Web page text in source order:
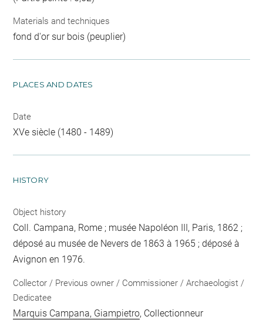
Materials and techniques
fond d'or sur bois (peuplier)
PLACES AND DATES
Date
XVe siècle (1480 - 1489)
HISTORY
Object history
Coll. Campana, Rome ; musée Napoléon III, Paris, 1862 ;
déposé au musée de Nevers de 1863 à 1965 ; déposé à
Avignon en 1976.
Collector / Previous owner / Commissioner / Archaeologist /
Dedicatee
Marquis Campana, Giampietro, Collectionneur